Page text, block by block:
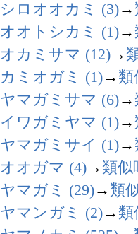
シロオオカミ (3)→
オオトシカミ (1)→
オカミサマ (12)→
カミオガミ (1)→ 類
ヤマガミサマ (6)→
イワガミヤマ (1)→
ヤマガミサイ (1)→
オオガマ (4)→ 類似
ヤマガミ (29)→ 類
ヤマンガミ (2)→ 類